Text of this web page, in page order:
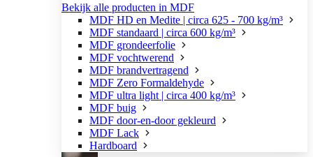
Bekijk alle producten in MDF
MDF HD en Medite | circa 625 - 700 kg/m³
MDF standaard | circa 600 kg/m³
MDF grondeerfolie
MDF vochtwerend
MDF brandvertragend
MDF Zero Formaldehyde
MDF ultra light | circa 400 kg/m³
MDF buig
MDF door-en-door gekleurd
MDF Lack
Hardboard